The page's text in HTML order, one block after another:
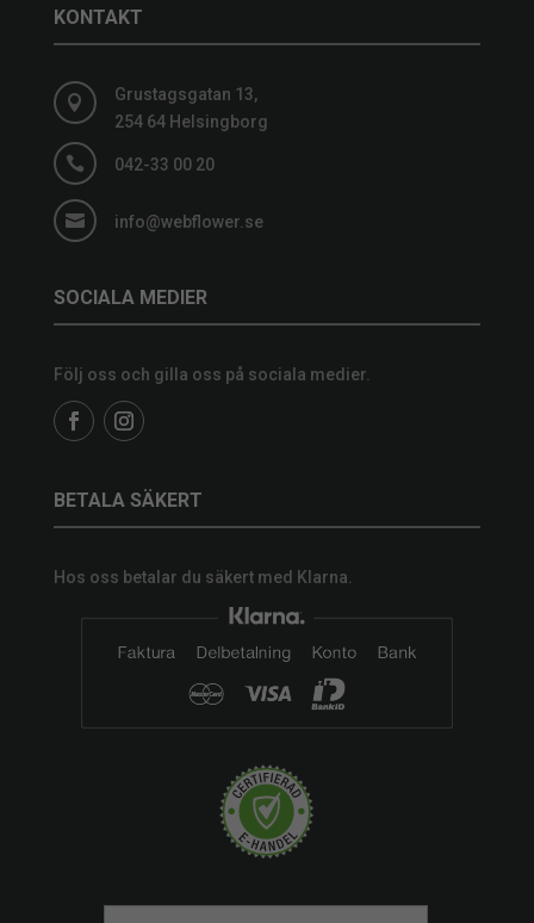
KONTAKT

Grustagsgatan 13,
254 64 Helsingborg
 042-33 00 20
 info@webflower.se
SOCIALA MEDIER
Följ oss och gilla oss på sociala medier.
BETALA SÄKERT
Hos oss betalar du säkert med Klarna.